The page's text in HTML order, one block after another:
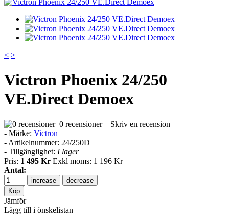
< >
Victron Phoenix 24/250
VE.Direct Demoex
0 recensioner
Skriv en recension
- Märke: Victron
- Artikelnummer: 24/250D
- Tillgänglighet: I lager
Pris: 1 495 Kr Exkl moms: 1 196 Kr
Antal:
increase decrease
Jämför
Lägg till i önskelistan